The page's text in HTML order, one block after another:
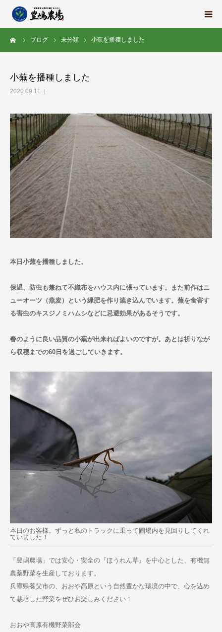
ブログ 未分類 小蕪を播種しました
小蕪を播種しました
2020.09.11
本日小蕪を播種しました。
保温、防虫も兼ねて不織布をハウス内に張っています。また前作はニ
ューオーツ（燕麦）という緑肥を作り漉き込んでいます。蕪を食害す
る害虫のキスジノミハムシなどに忌避効果があるそうです。
春のように良い品質の小蕪が出来ればよいのですが。あとは祈りなが
ら収穫までの60日を過ごしていきます。
本日のお客様。ずっと私のトラックに乗って圃場内を見回りしてくれ
ていました！
「豊嶋農場」では安心・安全の『ほうれん草』を中心とした、有機無
農薬野菜を生産しております。
兵庫県養父市の、おおや高原という自然豊かな環境の中で、心を込め
て栽培した野菜をぜひお楽しみください！
おおや高原有機野菜部会
豊嶋農場の想い
スタッフ紹介
求人情報
会社概要
ブログ
お問い合わせ